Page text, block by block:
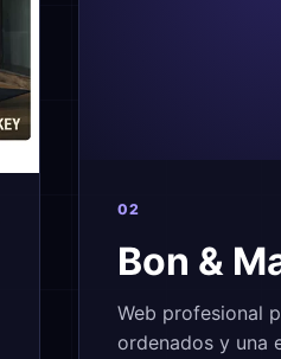
02
Bon &
Web profesional
ordenados y una